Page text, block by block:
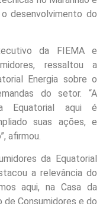
desenvolvimento do
da FIEMA e
ressaltou a
Energia sobre o
do setor. “A
Equatorial aqui é
suas ações, e
afirmou.
da Equatorial
a relevância do
aqui, na Casa da
de Consumidores e do